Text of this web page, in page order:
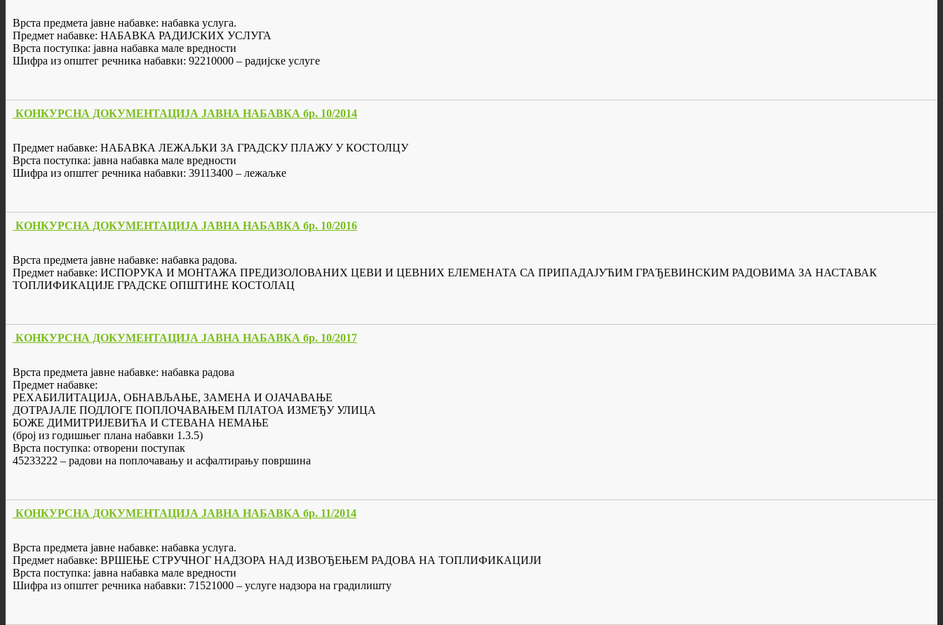
Врста предмета јавне набавке: набавка услуга.
Предмет набавке: НАБАВКА РАДИЈСКИХ УСЛУГА
Врста поступка: јавна набавка мале вредности
Шифра из општег речника набавки: 92210000 – радијске услуге
КОНКУРСНА ДОКУМЕНТАЦИЈА ЈАВНА НАБАВКА бр. 10/2014
Предмет набавке: НАБАВКА ЛЕЖАЉКИ ЗА ГРАДСКУ ПЛАЖУ У КОСТОЛЦУ
Врста поступка: јавна набавка мале вредности
Шифра из општег речника набавки: 39113400 – лежаљке
КОНКУРСНА ДОКУМЕНТАЦИЈА ЈАВНА НАБАВКА бр. 10/2016
Врста предмета јавне набавке: набавка радова.
Предмет набавке: ИСПОРУКА И МОНТАЖА ПРЕДИЗОЛОВАНИХ ЦЕВИ И ЦЕВНИХ ЕЛЕМЕНАТА СА ПРИПАДАЈУЋИМ ГРАЂЕВИНСКИМ РАДОВИМА ЗА НАСТАВАК
ТОПЛИФИКАЦИЈЕ ГРАДСКЕ ОПШТИНЕ КОСТОЛАЦ
КОНКУРСНА ДОКУМЕНТАЦИЈА ЈАВНА НАБАВКА бр. 10/2017
Врста предмета јавне набавке: набавка радова
Предмет набавке:
РЕХАБИЛИТАЦИЈА, ОБНАВЉАЊЕ, ЗАМЕНА И ОЈАЧАВАЊЕ
ДОТРАЈАЛЕ ПОДЛОГЕ ПОПЛОЧАВАЊЕМ ПЛАТОА ИЗМЕЂУ УЛИЦА
БОЖЕ ДИМИТРИЈЕВИЋА И СТЕВАНА НЕМАЊЕ
(број из годишњег плана набавки 1.3.5)
Врста поступка: отворени поступак
45233222 – радови на поплочавању и асфалтирању површина
КОНКУРСНА ДОКУМЕНТАЦИЈА ЈАВНА НАБАВКА бр. 11/2014
Врста предмета јавне набавке: набавка услуга.
Предмет набавке: ВРШЕЊЕ СТРУЧНОГ НАДЗОРА НАД ИЗВОЂЕЊЕМ РАДОВА НА ТОПЛИФИКАЦИЈИ
Врста поступка: јавна набавка мале вредности
Шифра из општег речника набавки: 71521000 – услуге надзора на градилишту